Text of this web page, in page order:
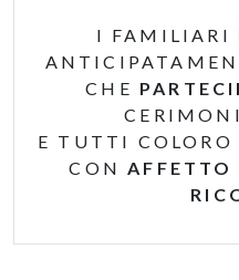
I FAMILIARI
CHE
E TUTTI COLORO
CONAFFETTO